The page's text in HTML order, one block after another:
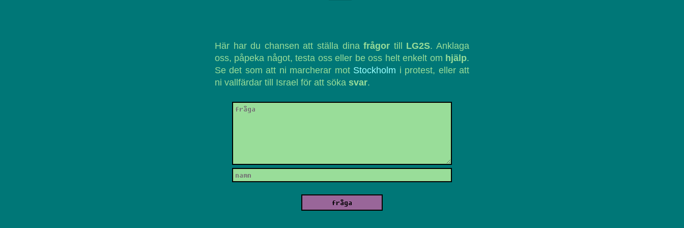
Här har du chansen att ställa dinafrågor till LG2S. Anklaga
oss, påpeka något, testa oss eller be oss helt enkelt om hjälp.
Se det som att ni marcherar mot Stockholm i protest, eller att
ni vallfärdar till Israel för att söka svar.